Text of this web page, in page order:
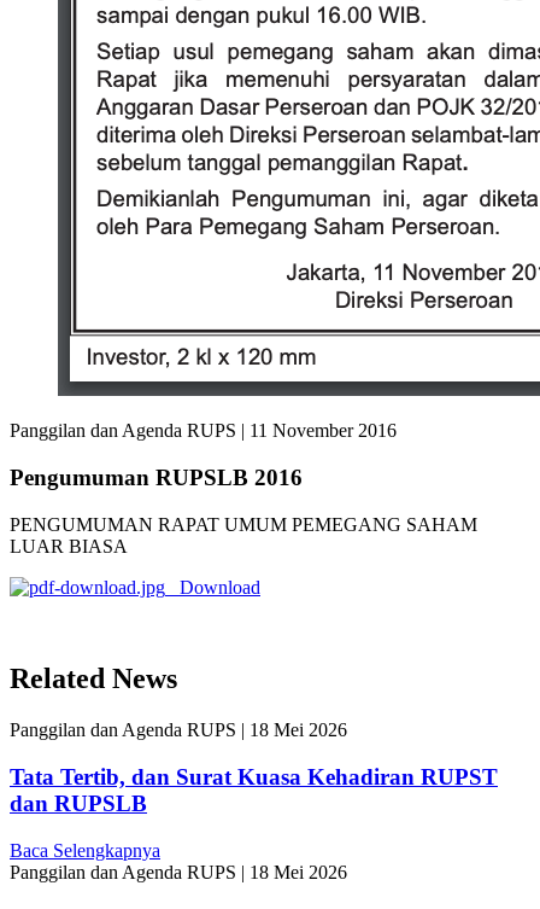
Panggilan dan Agenda RUPS | 11 November 2016
Pengumuman RUPSLB 2016
PENGUMUMAN RAPAT UMUM PEMEGANG SAHAM
LUAR BIASA
Download
Related News
Panggilan dan Agenda RUPS | 18 Mei 2026
Tata Tertib, dan Surat Kuasa Kehadiran RUPST
dan RUPSLB
Baca Selengkapnya
Panggilan dan Agenda RUPS | 18 Mei 2026